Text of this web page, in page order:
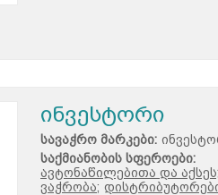
ინვესტორი
სავაჭრო მარკები:
საქმიანობის სფეროები:
ავტონაწილებითა და
ვაჭრობა;